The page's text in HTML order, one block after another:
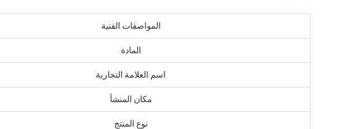
المواصفات الفنية
المادة
اسم العلامة التجارية
مكان المنشأ
نوع المنتج